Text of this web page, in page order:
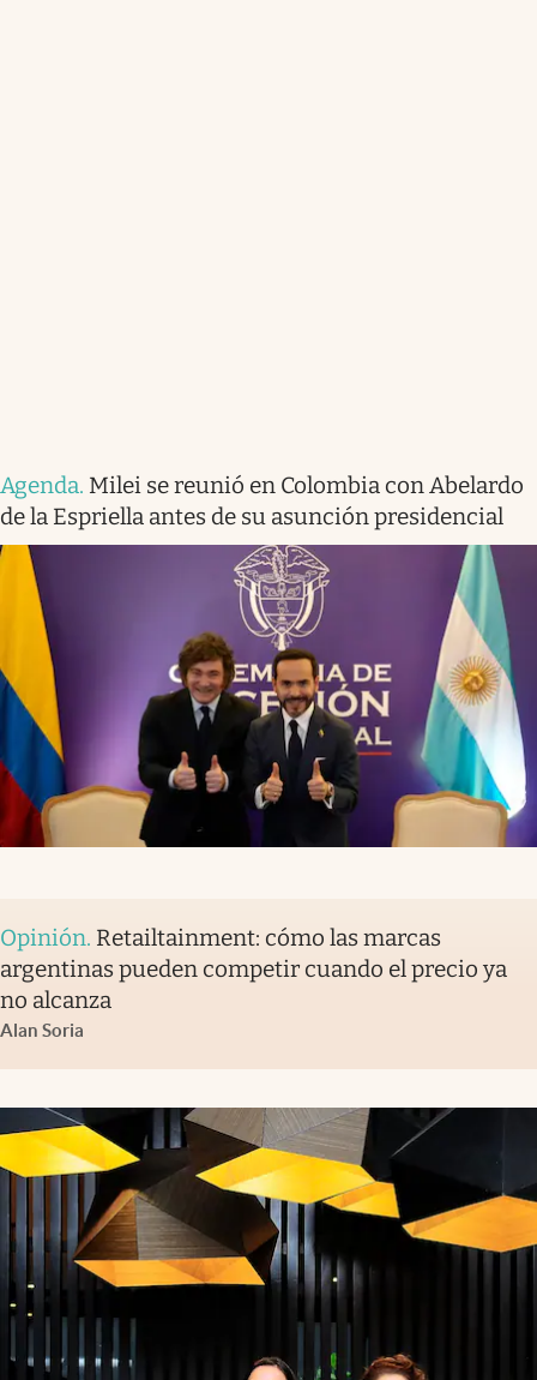
Agenda. Milei se reunió en Colombia con Abelardo
de la Espriella antes de su asunción presidencial
Opinión. Retailtainment: cómo las marcas
argentinas pueden competir cuando el precio ya
no alcanza
Alan Soria